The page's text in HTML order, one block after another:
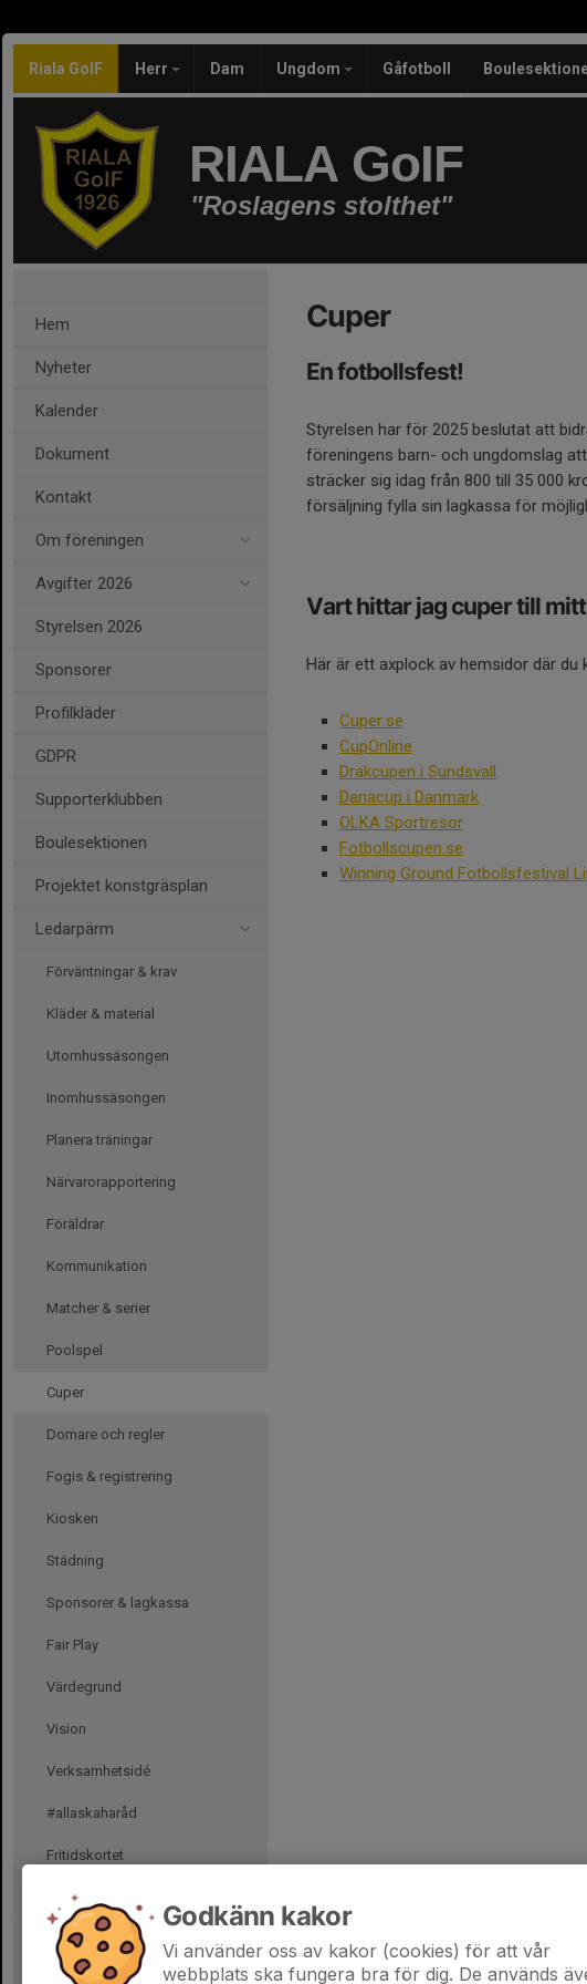
Riala GoIF Herr Dam Ungdom Gåfotboll
RIALA GoIF
"Roslagens stolthet"
Hem
Nyheter
Kalender
Dokument
Kontakt
Om föreningen
Avgifter 2026
Styrelsen 2026
Sponsorer
Profilkläder
GDPR
Supporterklubben
Boulesektionen
Projektet konstgräsplan
Ledarpärm
Förväntningar & krav
Kläder & material
Utomhussäsongen
Inomhussäsongen
Planera träningar
Närvarorapportering
Föräldrar
Kommunikation
Matcher & serier
Poolspel
Cuper
Domare och regler
Fogis & registrering
Kiosken
Städning
Sponsorer & lagkassa
Fair Play
Värdegrund
Vision
Verksamhetsidé
#allaskaharåd
Fritidskortet
Blanketter internt
Cuper
En fotbollsfest!
Styrelsen har för 2025 beslutat att
föreningens barn- och ungdomslag
sträcker sig idag från 800 till 35 000
försäljning fylla sin lagkassa för
Vart hittar jag cuper till
Här är ett axplock av hemsidor där
Cuper.se
CupOnline
Drakcupen i Sundsvall
Danacup i Danmark
OLKA Sportresor
Fotbollscupen.se
Winning Ground Fotbollsfestival
Godkänn kakor
Vi använder oss av kakor (cookies) för att vår
webbplats ska fungera bra för dig. De används